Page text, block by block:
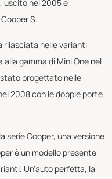
uscito nel 2005 e
S.
rilasciata nelle varianti
gamma di Mini One nel
stato progettato nelle
2008 con le doppie porte
serie Cooper, una versione
è un modello presente
Un'auto perfetta, la